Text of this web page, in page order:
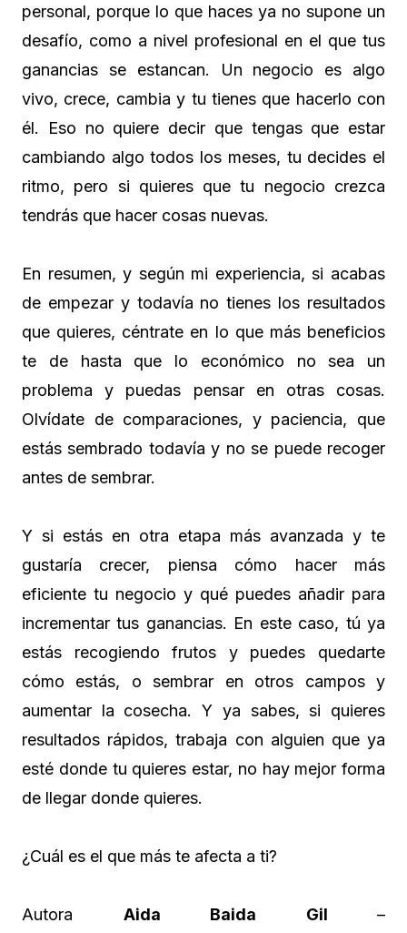
personal, porque lo que haces ya no supone un
desafío, como a nivel profesional en el que tus
ganancias se estancan. Un negocio es algo
vivo, crece, cambia y tu tienes que hacerlo con
él. Eso no quiere decir que tengas que estar
cambiando algo todos los meses, tu decides el
ritmo, pero si quieres que tu negocio crezca
tendrás que hacer cosas nuevas.
En resumen, y según mi experiencia, si acabas
de empezar y todavía no tienes los resultados
que quieres, céntrate en lo que más beneficios
te de hasta que lo económico no sea un
problema y puedas pensar en otras cosas.
Olvídate de comparaciones, y paciencia, que
estás sembrado todavía y no se puede recoger
antes de sembrar.
Y si estás en otra etapa más avanzada y te
gustaría crecer, piensa cómo hacer más
eficiente tu negocio y qué puedes añadir para
incrementar tus ganancias. En este caso, tú ya
estás recogiendo frutos y puedes quedarte
cómo estás, o sembrar en otros campos y
aumentar la cosecha. Y ya sabes, si quieres
resultados rápidos, trabaja con alguien que ya
esté donde tu quieres estar, no hay mejor forma
de llegar donde quieres.
¿Cuál es el que más te afecta a ti?
Autora Aida Baida Gil –